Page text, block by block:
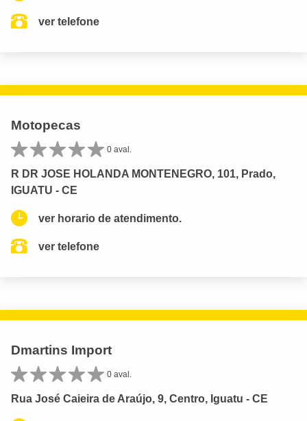
ver telefone
Motopecas
0 aval.
R DR JOSE HOLANDA MONTENEGRO, 101, Prado,
IGUATU - CE
ver horario de atendimento.
ver telefone
Dmartins Import
0 aval.
Rua José Caieira de Araújo, 9, Centro, Iguatu - CE